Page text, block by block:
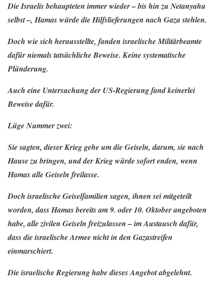
Die Israelis behaupteten immer wieder – bis hin zu Netanyahu
selbst –, Hamas würde die Hilfslieferungen nach Gaza stehlen.
Doch wie sich herausstellte, fanden israelische Militärbeamte
dafür niemals tatsächliche Beweise. Keine systematische
Plünderung.
Auch eine Untersuchung der US-Regierung fand keinerlei
Beweise dafür.
Lüge Nummer zwei:
Sie sagten, dieser Krieg gehe um die Geiseln, darum, sie nach
Hause zu bringen, und der Krieg würde sofort enden, wenn
Hamas alle Geiseln freilasse.
Doch israelische Geiselfamilien sagen, ihnen sei mitgeteilt
worden, dass Hamas bereits am 9. oder 10. Oktober angeboten
habe, alle zivilen Geiseln freizulassen – im Austausch dafür,
dass die israelische Armee nicht in den Gazastreifen
einmarschiert.
Die israelische Regierung habe dieses Angebot abgelehnt.